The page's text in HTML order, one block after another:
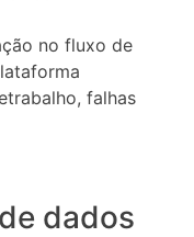
no fluxo de
falhas
dados